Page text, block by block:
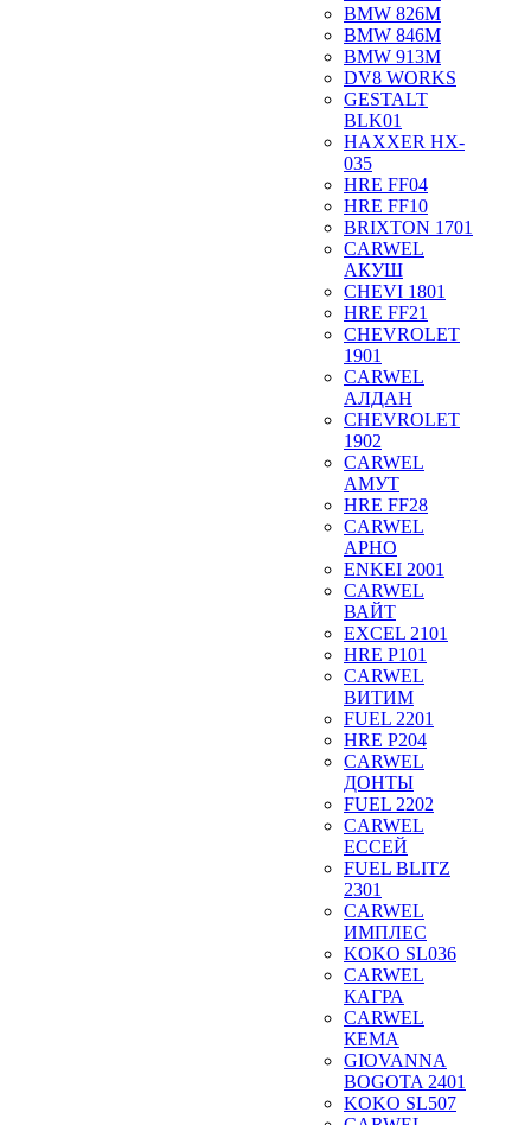
BMW 826M
BMW 846M
BMW 913M
DV8 WORKS
GESTALT
BLK01
HAXXER HX-
035
HRE FF04
HRE FF10
BRIXTON 1701
CARWEL
АКУШ
CHEVI 1801
HRE FF21
CHEVROLET
1901
CARWEL
АЛДАН
CHEVROLET
1902
CARWEL
АМУТ
HRE FF28
CARWEL
АРНО
ENKEI 2001
CARWEL
ВАЙТ
EXCEL 2101
HRE P101
CARWEL
ВИТИМ
FUEL 2201
HRE P204
CARWEL
ДОНТЫ
FUEL 2202
CARWEL
ЕССЕЙ
FUEL BLITZ
2301
CARWEL
ИМПЛЕС
KOKO SL036
CARWEL
КАГРА
CARWEL
КЕМА
GIOVANNA
BOGOTA 2401
KOKO SL507